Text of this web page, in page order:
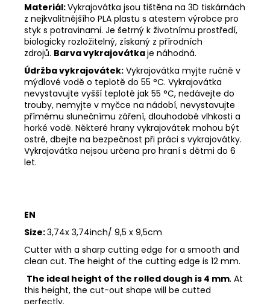
Materiál:Vykrajovátka jsou tištěna na 3D tiskárnách
z nejkvalitnějšího PLA plastu s atestem výrobce pro
styk s potravinami. Je šetrný k životnímu prostředí,
biologicky rozložitelný, získaný z přírodních
zdrojů. Barva vykrajovátkaje náhodná.
Údržba vykrajovátek: Vykrajovátka myjte ručně v
mýdlové vodě o teplotě do 55 °C. Vykrajovátka
nevystavujte vyšší teplotě jak 55 °C, nedávejte do
trouby, nemyjte v myčce na nádobí, nevystavujte
přímému slunečnímu záření, dlouhodobé vlhkosti a
horké vodě. Některé hrany vykrajovátek mohou být
ostré, dbejte na bezpečnost při práci s vykrajovátky.
Vykrajovátka nejsou určena pro hraní s dětmi do 6
let.
EN
Size:3,74x 3,74inch/ 9,5 x 9,5cm
Cutter with a sharp cutting edge for a smooth and
clean cut. The height of the cutting edge is 12 mm.
The ideal height of the rolled dough is 4 mm. At
this height, the cut-out shape will be cutted
perfectly.